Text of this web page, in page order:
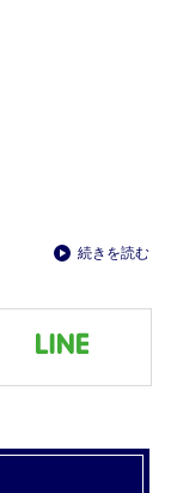
続きを読む